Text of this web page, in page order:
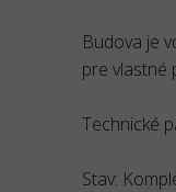
Budova je
pre vlastné
Technické
Stav: